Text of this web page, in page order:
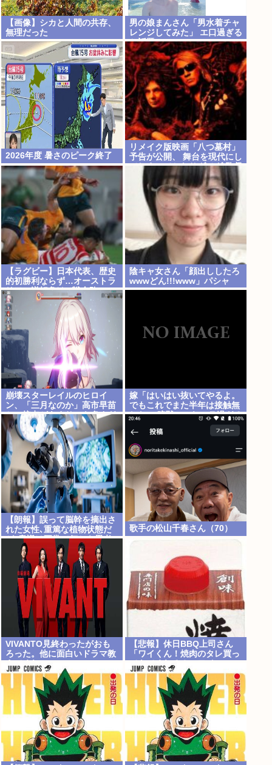
【画像】シカと人間の共存、
無理だった
男の娘まんさん「男水着チャ
レンジしてみた」 エ口過ぎる
と話題に
2026年度 暑さのピーク終了
リメイク版映画「八つ墓村」
予告が公開、 舞台を現代にし
てしまってかなりダメダ 監督
は清水崇
【ラグビー】日本代表、歴史
的初勝利ならず…オーストラ
リアに逆転負け 8戦全敗
陰キャ女さん「顔出ししたろ
wwwどん!!!www」パシャ
崩壊スターレイルのヒロイ
ン、「三月なのか」高市早苗
との接点があまりにも多すぎ
る。もしかして早苗がモデ
ル？
嫁「はいはい抜いてやるよ。
でもこれでまた半年は接触無
しな」 暗黙のこれツラ過ぎる
【朗報】誤って脳幹を摘出さ
れた女性､重篤な植物状態だ
が､意識は正常で何かを思考
していると判明
歌手の松山千春さん（70）
VIVANTO見終わったがおも
ろった。他に面白いドラマ教
えてくれ
【悲報】休日BBQ上司さん
「ワイくん！焼肉のタレ買っ
てきてくれる？」ワイ
「！！？」www